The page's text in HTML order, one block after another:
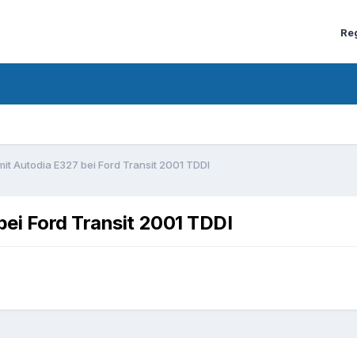
Autodia E327 bei Ford Transit 2001 TDDI
Ford Transit 2001 TDDI